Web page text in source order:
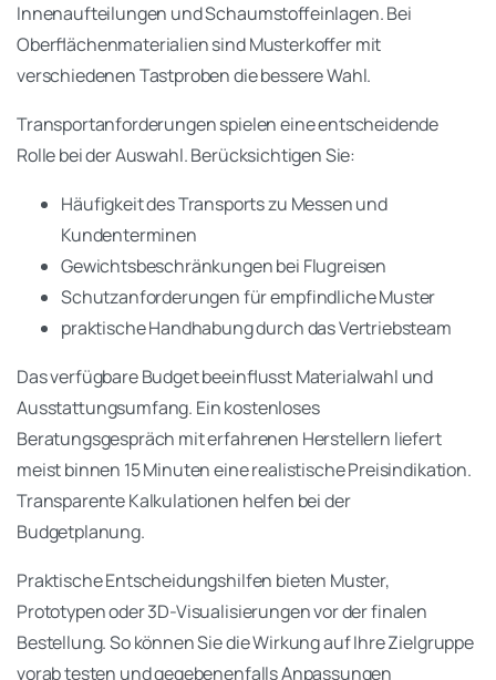
Innenaufteilungen und Schaumstoffeinlagen. Bei
Oberflächenmaterialien sind Musterkoffer mit
verschiedenen Tastproben die bessere Wahl.
Transportanforderungen spielen eine entscheidende
Rolle bei der Auswahl. Berücksichtigen Sie:
Häufigkeit des Transports zu Messen und
Kundenterminen
Gewichtsbeschränkungen bei Flugreisen
Schutzanforderungen für empfindliche Muster
praktische Handhabung durch das Vertriebsteam
Das verfügbare Budget beeinflusst Materialwahl und
Ausstattungsumfang. Ein kostenloses
Beratungsgespräch mit erfahrenen Herstellern liefert
meist binnen 15 Minuten eine realistische Preisindikation.
Transparente Kalkulationen helfen bei der
Budgetplanung.
Praktische Entscheidungshilfen bieten Muster,
Prototypen oder 3D-Visualisierungen vor der finalen
Bestellung. So können Sie die Wirkung auf Ihre Zielgruppe
vorab testen und gegebenenfalls Anpassungen